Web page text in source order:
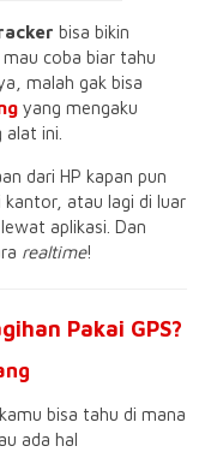
bisa bikin
coba biar tahu
malah gak bisa
yang mengaku
ini.
dari HP kapan pun
kantor, atau lagi di luar
aplikasi. Dan
realtime!
Pakai GPS?
kamu bisa tahu di mana
ada hal